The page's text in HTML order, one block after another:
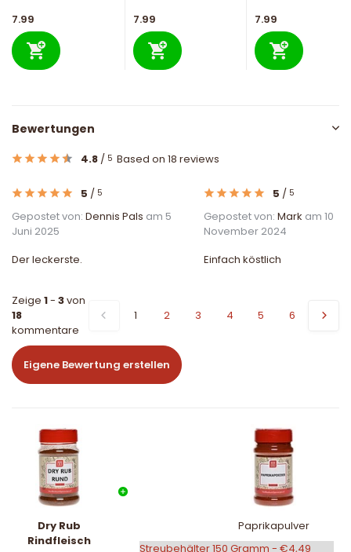
7.99 7.99 7.99
Bewertungen
4.8 / 5 Based on 18 reviews
5 / 5
Gepostet von: Dennis Pals am 5
Juni 2025
Der leckerste.
5 / 5
Gepostet von: Mark am 10
November 2024
Einfach köstlich
Zeige 1- 3von
18
kommentare
1 2 3 4 5 6
Eigene Bewertung erstellen
Dry Rub
Rindfleisch
Paprikapulver